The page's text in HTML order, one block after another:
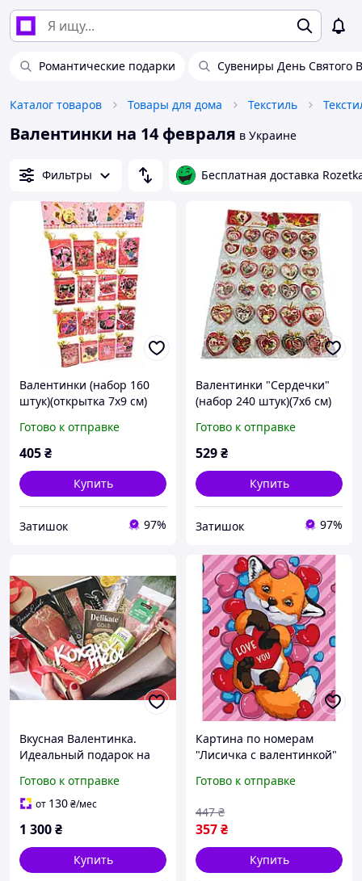
Романтические подарки Сувениры День Святого
Каталог товаров Товары для дома Текстиль
Валентинки на 14 февраля в Украине
Фильтры Бесплатная доставка
Валентинки (набор 160
штук)(открытка 7х9 см)
Готово к отправке
405₴
Купить
Затишок 97%
Валентинки "Сердечки"
(набор 240 штук)(7х6 см)
Готово к отправке
529₴
Купить
Затишок 97%
Вкусная Валентинка.
Идеальный подарок на
Готово к отправке
от 130₴/мес
1 300₴
Купить
Картина по номерам
"Лисичка с валентинкой"
Готово к отправке
357₴
447 ₴
Купить